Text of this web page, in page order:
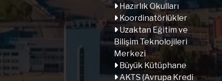
Hazırlık Okulları
Koordinatörlükler
Uzaktan Eğitim ve
Bilişim Teknolojileri
Merkezi
Büyük Kütüphane
AKTS (Avrupa Kredi